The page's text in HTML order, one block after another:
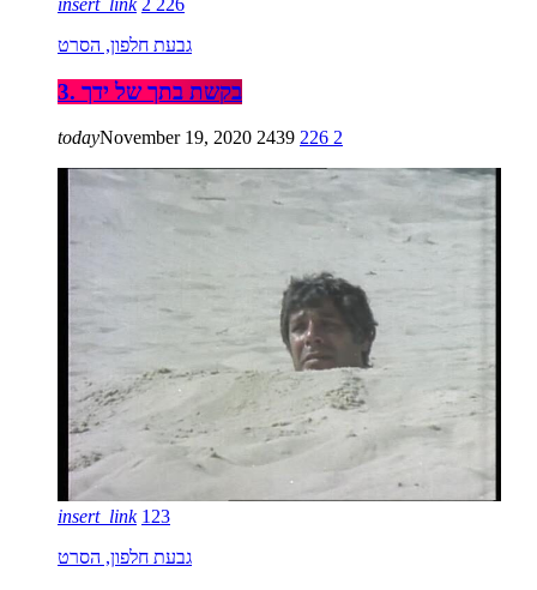
גבעת חלפון, הסרט
3. בקשת בתך של ידך
todayNovember 19, 2020 2439 226 2
insert_link 123
גבעת חלפון, הסרט